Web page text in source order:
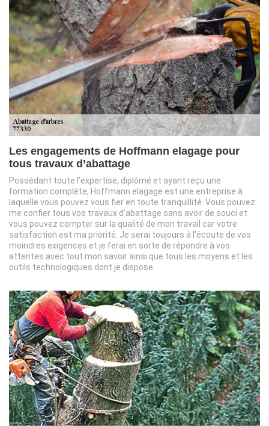
Les engagements de Hoffmann elagage pour
tous travaux d’abattage
Possédant toute l’expertise, diplômé et ayant reçu une
formation complète, Hoffmann elagage est une entreprise à
laquelle vous pouvez vous fier en toute tranquillité. Vous pouvez
me confier tous vos travaux d’abattage sans avoir de souci et
vous pouvez compter sur la qualité de mon travail car votre
satisfaction est ma priorité. Je serai toujours à l’écoute de vos
moindres exigences et je ferai en sorte de répondre à vos
attentes avec tout mon savoir ainsi que tous les moyens et les
outils technologiques dont je dispose.